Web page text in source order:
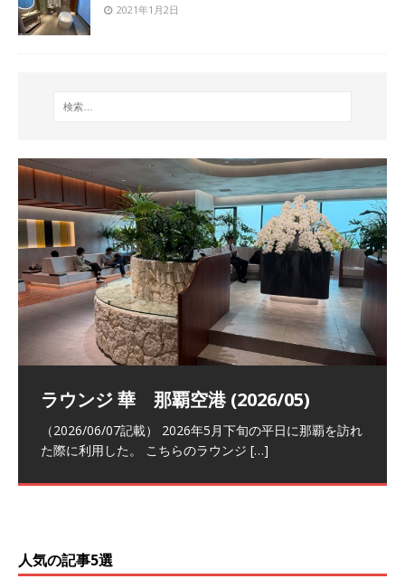
2021年1月2日
祝！日本航空・マリオットの戦略パー
トナーシップによるFOP無料付与とス
テイタスマッチ
ラウンジ 華 那覇空港 (2026/05)
（2026/06/07記載） 2026年5月下旬の平日に那覇を訪れ
た際に利用した。 こちらのラウンジ […]
The Coral Executive Lounge スワ
ンナプーム国際空港国内線ラウンジ
(2026/01)
日本航空 羽田空港国際線ファースト
クラスラウンジ (2026/01)
（2026/03/18記載） 2026年1月、毎年恒例の新年の羽田
バンコクエアウェイズ スワンナプー
ム国際空港国内線ラウンジ (2026/01)
（2026/03/13記載） 2026年1月上旬にバンコク経由でチ
人気の記事5選